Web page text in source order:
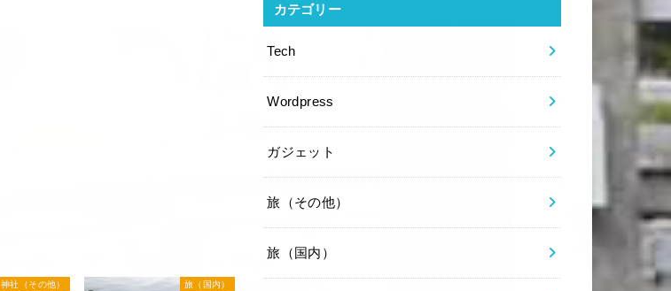
神社（その他） 旅（国内）
カテゴリー
Tech
Wordpress
ガジェット
旅（その他）
旅（国内）